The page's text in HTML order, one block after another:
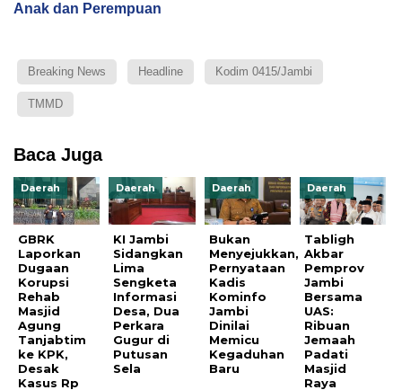
Anak dan Perempuan
Breaking News Headline Kodim 0415/Jambi
TMMD
Baca Juga
Daerah
GBRK
Laporkan
Dugaan
Korupsi
Rehab
Masjid
Agung
Tanjabtim
ke KPK,
Desak
Kasus Rp
Daerah
KI Jambi
Sidangkan
Lima
Sengketa
Informasi
Desa, Dua
Perkara
Gugur di
Putusan
Sela
Daerah
Bukan
Menyejukkan,
Pernyataan
Kadis
Kominfo
Jambi
Dinilai
Memicu
Kegaduhan
Baru
Daerah
Tabligh
Akbar
Pemprov
Jambi
Bersama
UAS:
Ribuan
Jemaah
Padati
Masjid
Raya